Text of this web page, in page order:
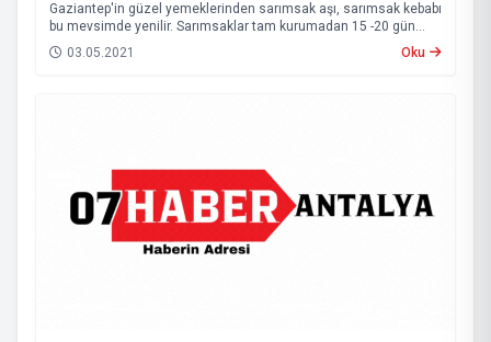
Gaziantep'in güzel yemeklerinden sarımsak aşı, sarımsak kebabı
bu mevsimde yenilir. Sarımsaklar tam kurumadan 15 -20 gün
daha bu lezzetleri tadabilirsiniz. Gaziantep'in her yemeği ayrı bir
lezzet ve sağlık deposudu
03.05.2021 Oku